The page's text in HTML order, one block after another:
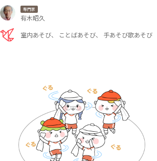
専門家
有木昭久
室内あそび
ことばあそび 手あそび歌あそび